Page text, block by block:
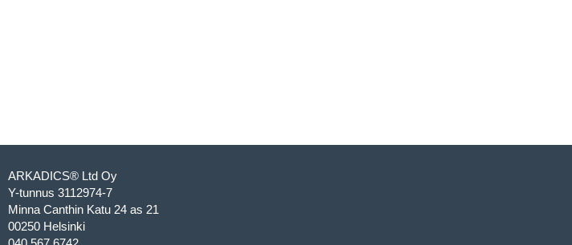
ARKADICS® Ltd Oy
Y-tunnus 3112974-7
Minna Canthin Katu 24 as 21
00250 Helsinki